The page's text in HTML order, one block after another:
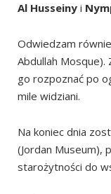
Al Husseiny i
Odwiedzam
Abdullah Mosque).
go rozpoznać po
mile widziani.
Na koniec dnia
(Jordan Museum),
starożytności do